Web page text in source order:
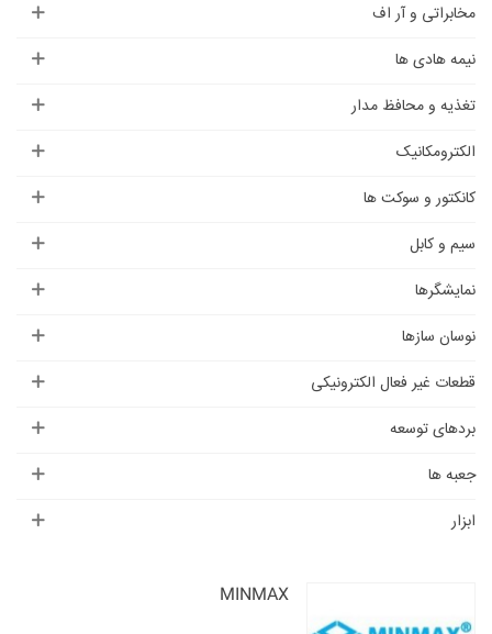
مخابراتی و آر اف
نیمه هادی ها
تغذیه و محافظ مدار
الکترومکانیک
کانکتور و سوکت ها
سیم و کابل
نمایشگرها
نوسان سازها
قطعات غیر فعال الکترونیکی
بردهای توسعه
جعبه ها
ابزار
MINMAX